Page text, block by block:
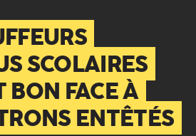
SCOLAIRES
FACE À
ENTÊTÉS